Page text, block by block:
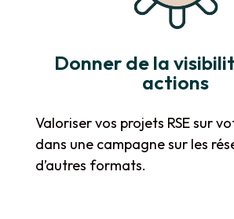
Donner de la
actions
Valoriser vos projets RSE sur
dans une campagne sur les
d’autres formats.